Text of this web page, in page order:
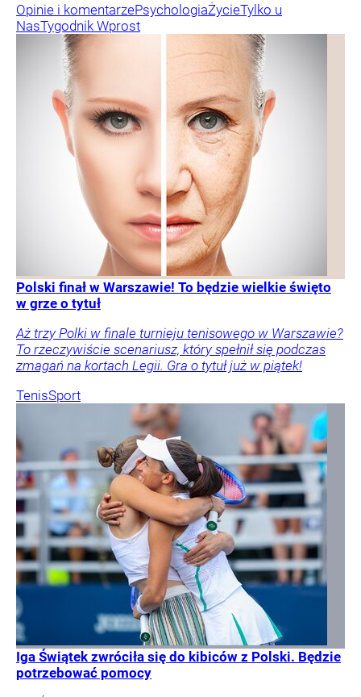
Opinie i komentarzePsychologiaŻycieTylko u
NasTygodnik Wprost
Polski finał w Warszawie! To będzie wielkie święto
w grze o tytuł
Aż trzy Polki w finale turnieju tenisowego w Warszawie?
To rzeczywiście scenariusz, który spełnił się podczas
zmagań na kortach Legii. Gra o tytuł już w piątek!
TenisSport
Iga Świątek zwróciła się do kibiców z Polski. Będzie
potrzebować pomocy